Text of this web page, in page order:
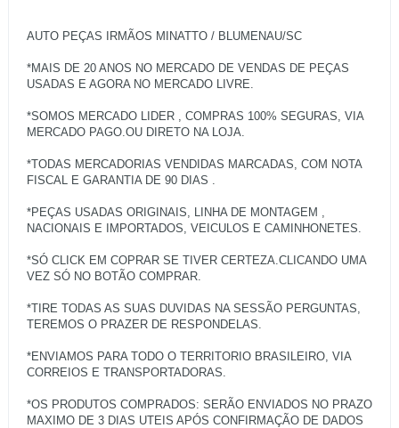
AUTO PEÇAS IRMÃOS MINATTO / BLUMENAU/SC
*MAIS DE 20 ANOS NO MERCADO DE VENDAS DE PEÇAS
USADAS E AGORA NO MERCADO LIVRE.
*SOMOS MERCADO LIDER , COMPRAS 100% SEGURAS, VIA
MERCADO PAGO.OU DIRETO NA LOJA.
*TODAS MERCADORIAS VENDIDAS MARCADAS, COM NOTA
FISCAL E GARANTIA DE 90 DIAS .
*PEÇAS USADAS ORIGINAIS, LINHA DE MONTAGEM ,
NACIONAIS E IMPORTADOS, VEICULOS E CAMINHONETES.
*SÓ CLICK EM COPRAR SE TIVER CERTEZA.CLICANDO UMA
VEZ SÓ NO BOTÃO COMPRAR.
*TIRE TODAS AS SUAS DUVIDAS NA SESSÃO PERGUNTAS,
TEREMOS O PRAZER DE RESPONDELAS.
*ENVIAMOS PARA TODO O TERRITORIO BRASILEIRO, VIA
CORREIOS E TRANSPORTADORAS.
*OS PRODUTOS COMPRADOS: SERÃO ENVIADOS NO PRAZO
MAXIMO DE 3 DIAS UTEIS APÓS CONFIRMAÇÃO DE DADOS